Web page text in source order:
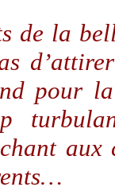
de la
pour